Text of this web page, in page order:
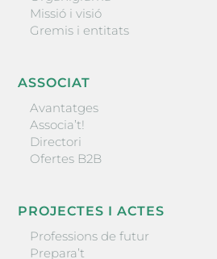
Missió i visió
Gremis i entitats
ASSOCIAT
Avantatges
Associa’t!
Directori
Ofertes B2B
PROJECTES I ACTES
Professions de futur
Prepara’t